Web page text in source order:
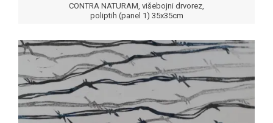
CONTRA NATURAM, višebojni drvorez,
poliptih (panel 1) 35x35cm